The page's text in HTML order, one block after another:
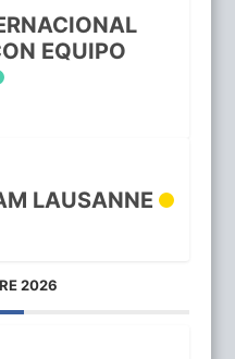
EQUIPO
LAUSANNE
2026